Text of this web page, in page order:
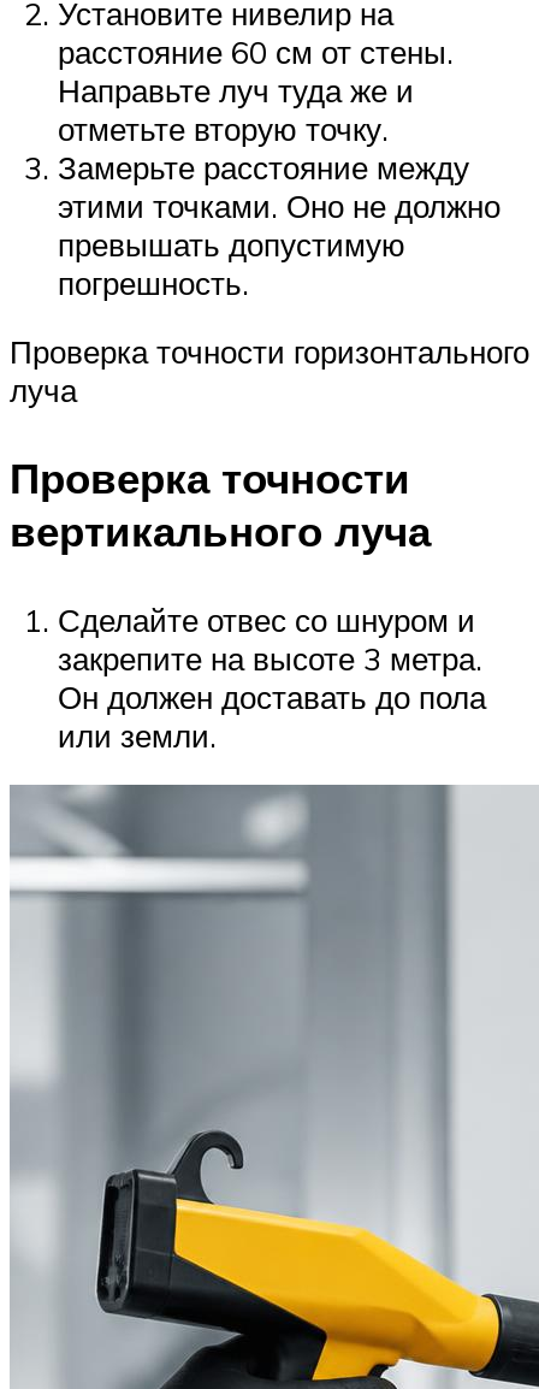
Установите нивелир на
расстояние 60 см от стены.
Направьте луч туда же и
отметьте вторую точку.
Замерьте расстояние между
этими точками. Оно не должно
превышать допустимую
погрешность.
Проверка точности горизонтального
луча
Проверка точности
вертикального луча
Сделайте отвес со шнуром и
закрепите на высоте 3 метра.
Он должен доставать до пола
или земли.